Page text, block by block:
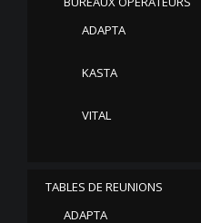
ADAPTA
KASTA
VITAL
TABLES DE REUNIONS
ADAPTA